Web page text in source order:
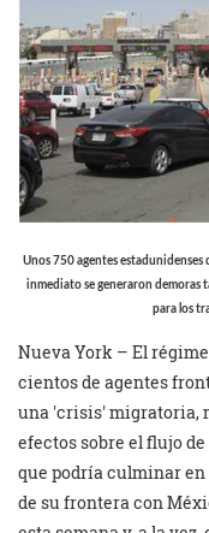
Unos 750 agentes
inmediato se generaron demoras
para los
Nueva York – El
cientos de agentes
una crisis migratoria,
efectos sobre el flujo
que podría culminar
de su frontera con